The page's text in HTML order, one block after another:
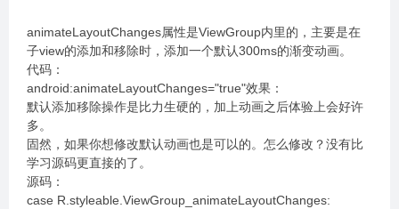
animateLayoutChanges属性是ViewGroup内里的，主要是在
子view的添加和移除时，添加一个默认300ms的渐变动画。
代码：
android:animateLayoutChanges="true"效果：
默认添加移除操作是比力生硬的，加上动画之后体验上会好许
多。
固然，如果你想修改默认动画也是可以的。怎么修改？没有比
学习源码更直接的了。
源码：
case R.styleable.ViewGroup_animateLayoutChanges: